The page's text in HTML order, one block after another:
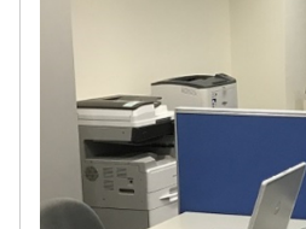
配属先により異なります